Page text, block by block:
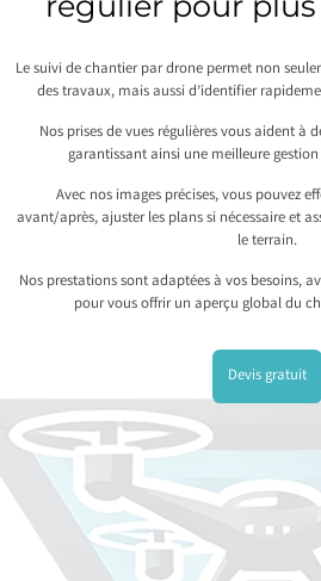
Le suivi de chantier par drone permet non
des travaux, mais aussi d’identifier
Nos prises de vues régulières vous aident à
garantissant ainsi une meilleure
Avec nos images précises, vous pouvez
avant/après, ajuster les plans si nécessaire et
le terrain.
Nos prestations sont adaptées à vos besoins,
pour vous offrir un aperçu global du
Devis gratuit